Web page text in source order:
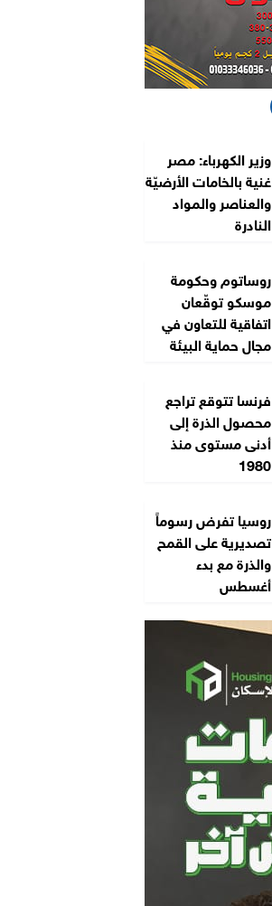
وزير الكهرباء: مصر
غنية بالخامات الأرضيّة
والعناصر والمواد
النادرة
روساتوم وحكومة
موسكو توقّعان
اتفاقية للتعاون في
مجال حماية البيئة
فرنسا تتوقع تراجع
محصول الذرة إلى
أدنى مستوى منذ
1980
روسيا تفرض رسوماً
تصديرية على القمح
والذرة مع بدء
أغسطس